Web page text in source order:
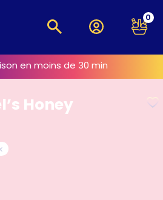
0
en moins de 30 min
Honey